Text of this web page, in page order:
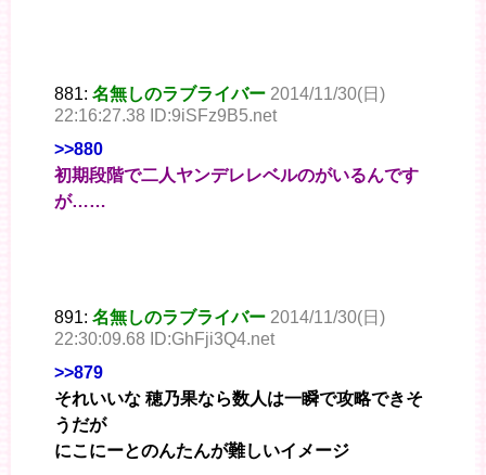
881: 名無しのラブライバー 2014/11/30(日)
22:16:27.38 ID:9iSFz9B5.net
>>880
初期段階で二人ヤンデレレベルのがいるんです
が……
891: 名無しのラブライバー 2014/11/30(日)
22:30:09.68 ID:GhFji3Q4.net
>>879
それいいな 穂乃果なら数人は一瞬で攻略できそ
うだが
にこにーとのんたんが難しいイメージ